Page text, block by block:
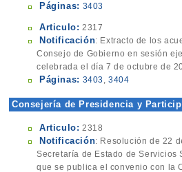
Páginas: 3403
Articulo: 2317
Notificación: Extracto de los
Consejo de Gobierno en sesión
celebrada el día 7 de octubre de
Páginas: 3403 ,3404
Consejería de Presidencia y
Articulo: 2318
Notificación: Resolución de 22
Secretaría de Estado de Servicios
que se publica el convenio con la